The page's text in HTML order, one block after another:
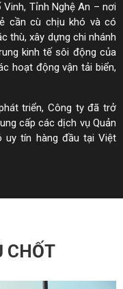
Tỉnh Nghệ An – nơi
cần cù chịu khó và có
thù, xây dựng chi nhánh
kinh tế sôi động của
hoạt động vận tải biển,
triển, Công ty đã trở
cấp các dịch vụ Quản
tín hàng đầu tại Việt
CHỐT